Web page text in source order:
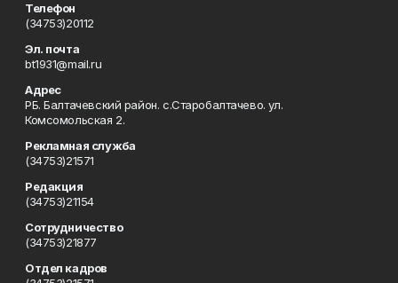
Телефон
(34753)20112
Эл. почта
bt1931@mail.ru
Адрес
РБ. Балтачевский район. с.Старобалтачево. ул.
Комсомольская 2.
Рекламная служба
(34753)21571
Редакция
(34753)21154
Сотрудничество
(34753)21877
Отдел кадров